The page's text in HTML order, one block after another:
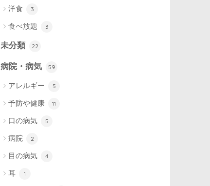
洋食 3
食べ放題 3
未分類 22
病院・病気 59
アレルギー 5
予防や健康 11
口の病気 5
病院 2
目の病気 4
耳 1